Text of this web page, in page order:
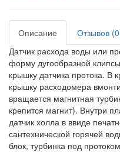
Описание
Отзывов
Датчик расхода воды или
форму дугообразной
крышку датчика протока. В
крышку расходомера
вращается магнитная
крепится магнит). Внутри
датчик холла в ввиде
сантехнической горячей
блок, турбинка под